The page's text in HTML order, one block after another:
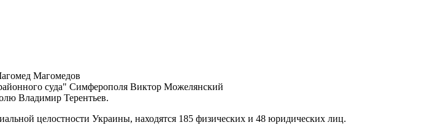
Магомедов
суда" Симферополя Виктор Можелянский
Владимир Терентьев.
целостности Украины, находятся 185 физических и 48 юридических лиц.